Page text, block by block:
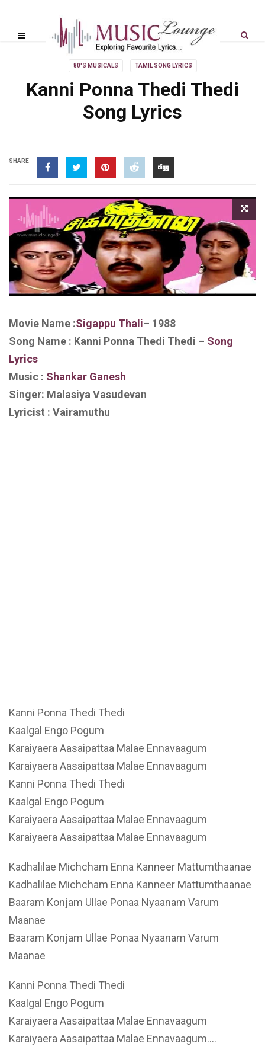
80'S MUSICALS TAMIL SONG LYRICS
Kanni Ponna Thedi Thedi
Song Lyrics
SHARE
Movie Name :Sigappu Thali– 1988
Song Name : Kanni Ponna Thedi Thedi – Song
Lyrics
Music : Shankar Ganesh
Singer: Malasiya Vasudevan
Lyricist : Vairamuthu
Kanni Ponna Thedi Thedi
Kaalgal Engo Pogum
Karaiyaera Aasaipattaa Malae Ennavaagum
Karaiyaera Aasaipattaa Malae Ennavaagum
Kanni Ponna Thedi Thedi
Kaalgal Engo Pogum
Karaiyaera Aasaipattaa Malae Ennavaagum
Karaiyaera Aasaipattaa Malae Ennavaagum
Kadhalilae Michcham Enna Kanneer Mattumthaanae
Kadhalilae Michcham Enna Kanneer Mattumthaanae
Baaram Konjam Ullae Ponaa Nyaanam Varum
Maanae
Baaram Konjam Ullae Ponaa Nyaanam Varum
Maanae
Kanni Ponna Thedi Thedi
Kaalgal Engo Pogum
Karaiyaera Aasaipattaa Malae Ennavaagum
Karaiyaera Aasaipattaa Malae Ennavaagum….